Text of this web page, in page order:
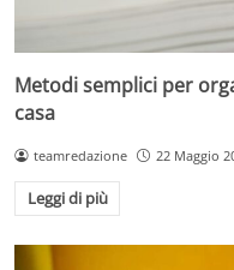
Metodi semplici per
casa
teamredazione 22 Maggio
Leggi di più